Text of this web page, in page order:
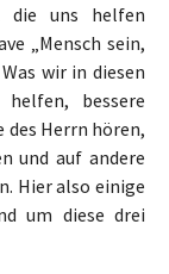
die uns helfen
„Mensch sein,
wir in diesen
bessere
des Herrn hören,
und auf andere
Hier also einige
um diese drei